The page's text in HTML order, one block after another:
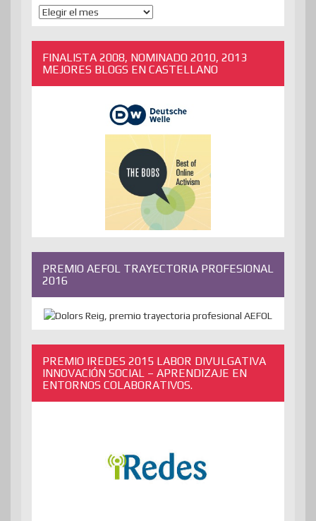
ENTRADAS
ANTERIORES
FINALISTA 2008, NOMINADO 2010, 2013
MEJORES BLOGS EN CASTELLANO
PREMIO AEFOL TRAYECTORIA PROFESIONAL
2016
PREMIO IREDES 2015 LABOR DIVULGATIVA
INNOVACIÓN SOCIAL – APRENDIZAJE EN
ENTORNOS COLABORATIVOS.